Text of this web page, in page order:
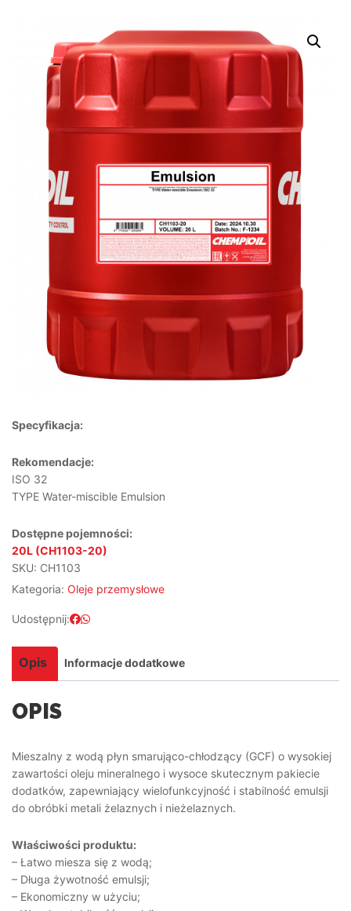
Specyfikacja:
Rekomendacje:
ISO 32
TYPE Water-miscible Emulsion
Dostępne pojemności:
20L (CH1103-20)
SKU: CH1103
Kategoria: Oleje przemysłowe
Udostępnij:
Opis Informacje dodatkowe
OPIS
Mieszalny z wodą płyn smarująco-chłodzący (GCF) o wysokiej
zawartości oleju mineralnego i wysoce skutecznym pakiecie
dodatków, zapewniający wielofunkcyjność i stabilność emulsji
do obróbki metali żelaznych i nieżelaznych.
Właściwości produktu:
– Łatwo miesza się z wodą;
– Długa żywotność emulsji;
– Ekonomiczny w użyciu;